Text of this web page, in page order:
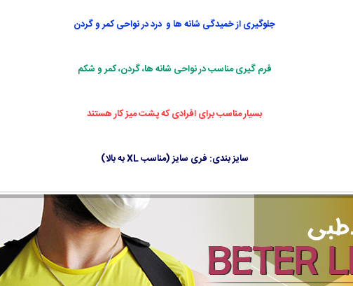
جلوگیری از خمیدگی شانه ها و درد در نواحی کمر و گردن
فرم گیری مناسب در نواحی شانه ها، گردن، کمر و شکم
بسیار مناسب برای افرادی که پشت میز کار هستند
سایز بندی: فری سایز (مناسب XL به بالا)